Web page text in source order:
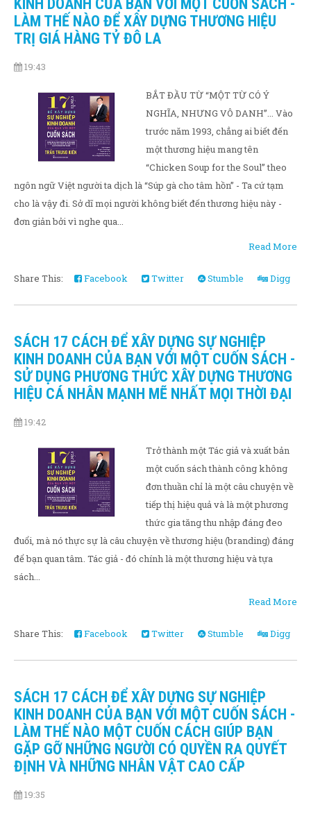
KINH DOANH CỦA BẠN VỚI MỘT CUỐN SÁCH -
LÀM THẾ NÀO ĐỂ XÂY DỰNG THƯƠNG HIỆU
TRỊ GIÁ HÀNG TỶ ĐÔ LA
19:43
BẮT ĐẦU TỪ “MỘT TỪ CÓ Ý
NGHĨA, NHƯNG VÔ DANH”... Vào
trước năm 1993, chẳng ai biết đến
một thương hiệu mang tên
“Chicken Soup for the Soul” theo
ngôn ngữ Việt người ta dịch là “Súp gà cho tâm hồn” - Ta cứ tạm
cho là vậy đi. Sở dĩ mọi người không biết đến thương hiệu này -
đơn giản bởi vì nghe qua...
Read More
Share This: Facebook Twitter Stumble Digg
SÁCH 17 CÁCH ĐỂ XÂY DỰNG SỰ NGHIỆP
KINH DOANH CỦA BẠN VỚI MỘT CUỐN SÁCH -
SỬ DỤNG PHƯƠNG THỨC XÂY DỰNG THƯƠNG
HIỆU CÁ NHÂN MẠNH MẼ NHẤT MỌI THỜI ĐẠI
19:42
Trở thành một Tác giả và xuất bản
một cuốn sách thành công không
đơn thuần chỉ là một câu chuyện về
tiếp thị hiệu quả và là một phương
thức gia tăng thu nhập đáng đeo
đuổi, mà nó thực sự là câu chuyện về thương hiệu (branding) đáng
để bạn quan tâm. Tác giả - đó chính là một thương hiệu và tựa
sách...
Read More
Share This: Facebook Twitter Stumble Digg
SÁCH 17 CÁCH ĐỂ XÂY DỰNG SỰ NGHIỆP
KINH DOANH CỦA BẠN VỚI MỘT CUỐN SÁCH -
LÀM THẾ NÀO MỘT CUỐN CÁCH GIÚP BẠN
GẶP GỠ NHỮNG NGƯỜI CÓ QUYỀN RA QUYẾT
ĐỊNH VÀ NHỮNG NHÂN VẬT CAO CẤP
19:35